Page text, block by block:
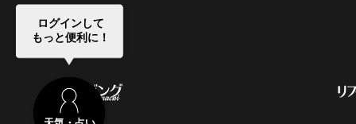
ログインして
もっと便利に！